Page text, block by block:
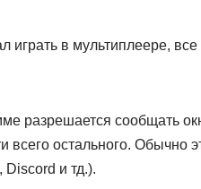
играть в мультиплеере,
разрешается сообщать
остального. Обычно
Discord и тд.).